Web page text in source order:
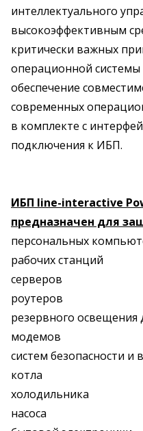
интеллектуального
высокоэффективным
критически важных
операционной
обеспечение
современных
в комплекте с
подключения к ИБП.
ИБП line-interactive
предназначен для
персональных
рабочих станций
серверов
роутеров
резервного освещения
модемов
систем безопасности и
котла
холодильника
насоса